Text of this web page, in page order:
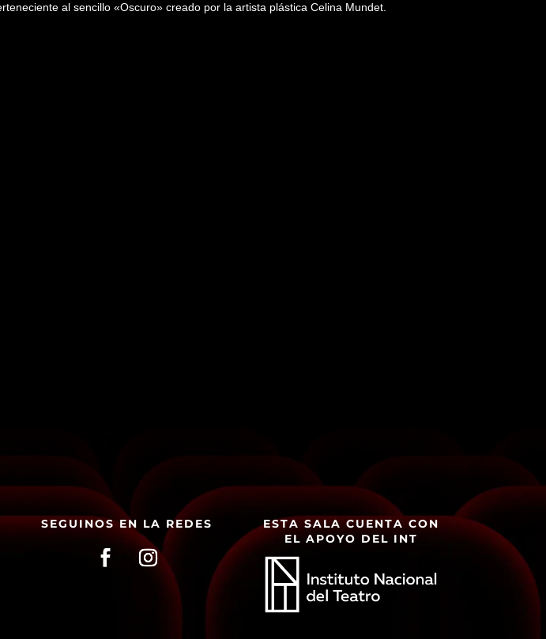
al sencillo «Oscuro» creado por la artista plástica Celina Mundet.
SEGUINOS EN LA REDES
ESTA SALA CUENTA CON
EL APOYO DEL INT